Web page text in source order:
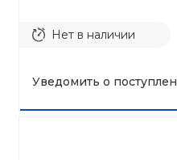
Нет в наличии
Уведомить о